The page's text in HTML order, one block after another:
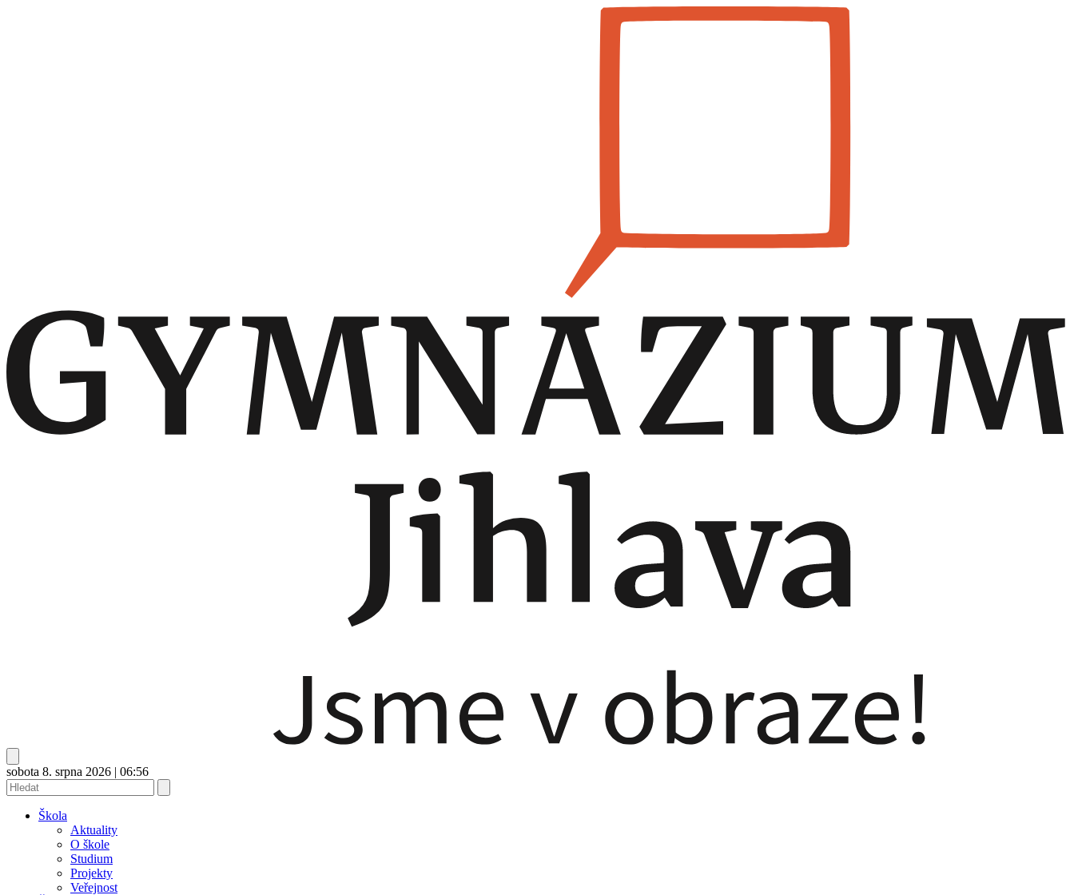
sobota 8. srpna 2026 | 06:56
Škola
Aktuality
O škole
Studium
Projekty
Veřejnost